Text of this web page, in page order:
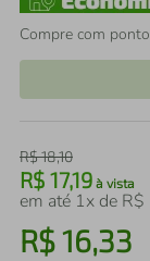
Compre com
R$18,10
R$ 17,19 à vista
em até 1x de R$
R$16,33